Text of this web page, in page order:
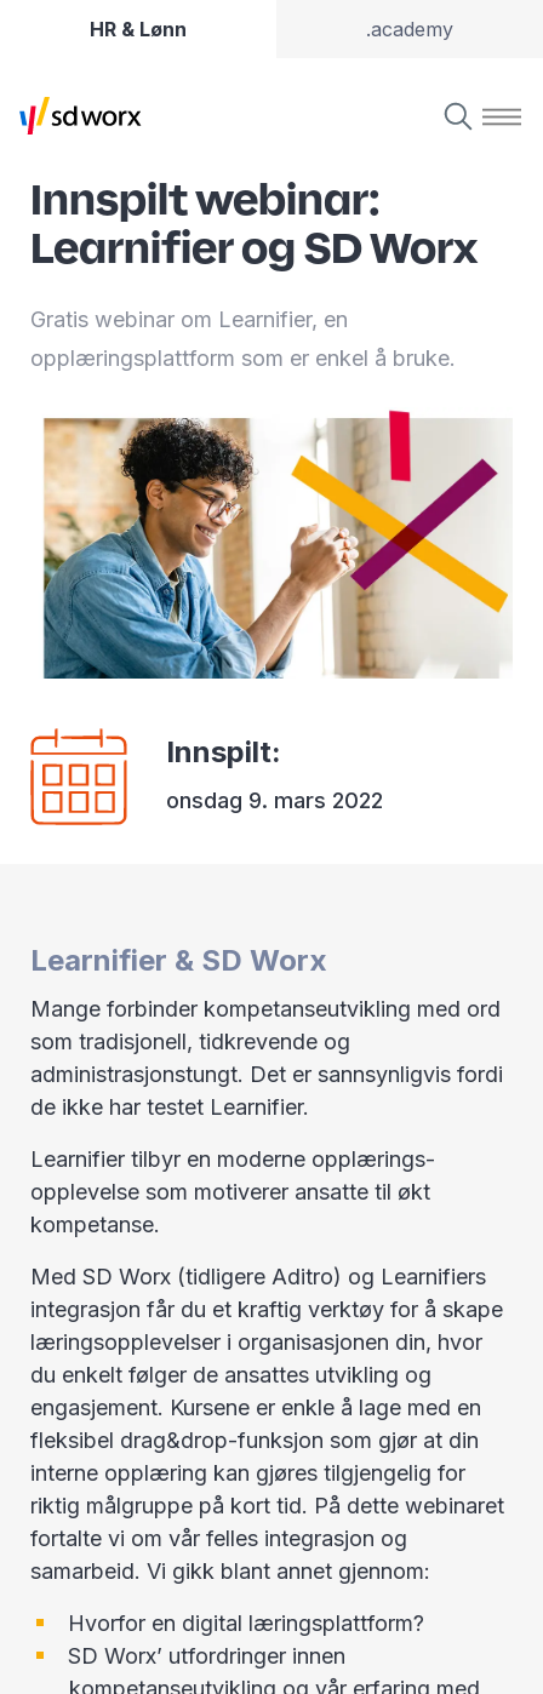
HR & Lønn .academy
Innspilt webinar:
Learnifier og SD Worx
Gratis webinar om Learnifier, en
opplæringsplattform som er enkel å bruke.
Innspilt:
onsdag 9. mars 2022
Learnifier & SD Worx
Mange forbinder kompetanseutvikling med ord
som tradisjonell, tidkrevende og
administrasjonstungt. Det er sannsynligvis fordi
de ikke har testet Learnifier.
Learnifier tilbyr en moderne opplærings-
opplevelse som motiverer ansatte til økt
kompetanse.
Med SD Worx (tidligere Aditro) og Learnifiers
integrasjon får du et kraftig verktøy for å skape
læringsopplevelser i organisasjonen din, hvor
du enkelt følger de ansattes utvikling og
engasjement. Kursene er enkle å lage med en
fleksibel drag&drop-funksjon som gjør at din
interne opplæring kan gjøres tilgjengelig for
riktig målgruppe på kort tid. På dette webinaret
fortalte vi om vår felles integrasjon og
samarbeid. Vi gikk blant annet gjennom:
Hvorfor en digital læringsplattform?
SD Worx’ utfordringer innen
kompetanseutvikling og vår erfaring med